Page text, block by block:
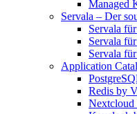
Managed
Servala – Der
Servala
Servala
Servala
Application
Redis by